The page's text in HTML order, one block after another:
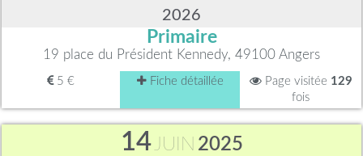
2026
Primaire
19 place du Président Kennedy, 49100 Angers
5 € Fiche détaillée Page visitée 129
fois
14 JUIN 2025